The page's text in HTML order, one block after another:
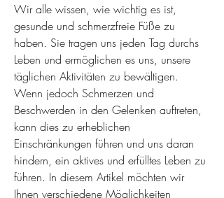
Wir alle wissen, wie wichtig es ist,
gesunde und schmerzfreie Füße zu
haben. Sie tragen uns jeden Tag durchs
Leben und ermöglichen es uns, unsere
täglichen Aktivitäten zu bewältigen.
Wenn jedoch Schmerzen und
Beschwerden in den Gelenken auftreten,
kann dies zu erheblichen
Einschränkungen führen und uns daran
hindern, ein aktives und erfülltes Leben zu
führen. In diesem Artikel möchten wir
Ihnen verschiedene Möglichkeiten